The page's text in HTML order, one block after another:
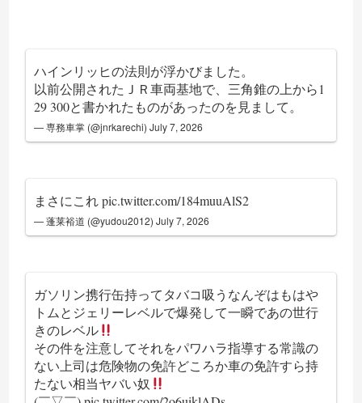
ハインリッヒの法則が浮かびました。
以前公開されたＪＲ車両基地で、三角錐の上から1
29 300と書かれたものがあったのを見まして。
— 専務車掌 (@jnrkarechi)July 7, 2026
まさにこれpic.twitter.com/184muuAlS2
— 蓬莱裕道 (@yudou2012)July 7, 2026
ガソリン携行缶持ってタバコ吸うなんぞはもはや
トムとジェリーレベルで爆発して一瞬であの世行
きのレベル
その件を注意してそれをパワハラ指導する常識の
ない上司は危険物の免許どころか車の免許すら持
たない相当ヤバい奴